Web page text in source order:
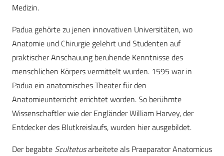
Medizin.
Padua gehörte zu jenen innovativen Universitäten, wo
Anatomie und Chirurgie gelehrt und Studenten auf
praktischer Anschauung beruhende Kenntnisse des
menschlichen Körpers vermittelt wurden. 1595 war in
Padua ein anatomisches Theater für den
Anatomieunterricht errichtet worden. So berühmte
Wissenschaftler wie der Engländer William Harvey, der
Entdecker des Blutkreislaufs, wurden hier ausgebildet.
Der begabte Scultetusarbeitete als Praeparator Anatomicus